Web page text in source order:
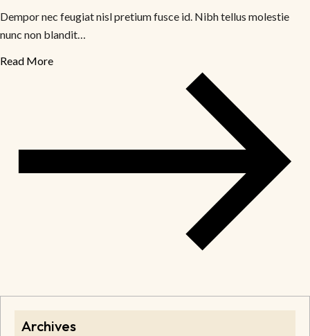
Dempor nec feugiat nisl pretium fusce id. Nibh tellus molestie
nunc non blandit…
Read More
Archives